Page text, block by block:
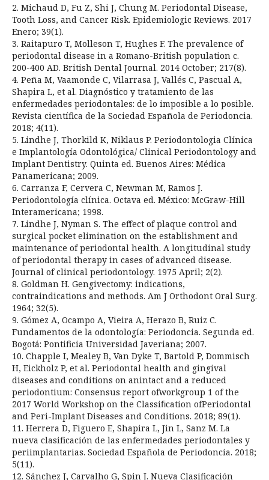
2. Michaud D, Fu Z, Shi J, Chung M. Periodontal Disease,
Tooth Loss, and Cancer Risk. Epidemiologic Reviews. 2017
Enero; 39(1).
3. Raitapuro T, Molleson T, Hughes F. The prevalence of
periodontal disease in a Romano-British population c.
200-400 AD. British Dental Journal. 2014 October; 217(8).
4. Peña M, Vaamonde C, Vilarrasa J, Vallés C, Pascual A,
Shapira L, et al. Diagnóstico y tratamiento de las
enfermedades periodontales: de lo imposible a lo posible.
Revista científica de la Sociedad Española de Periodoncia.
2018; 4(11).
5. Lindhe J, Thorkild K, Niklaus P. Periodontologia Clínica
e Implantología Odontológica/ Clinical Periodontology and
Implant Dentistry. Quinta ed. Buenos Aires: Médica
Panamericana; 2009.
6. Carranza F, Cervera C, Newman M, Ramos J.
Periodontología clínica. Octava ed. México: McGraw-Hill
Interamericana; 1998.
7. Lindhe J, Nyman S. The effect of plaque control and
surgical pocket elimination on the establishment and
maintenance of periodontal health. A longitudinal study
of periodontal therapy in cases of advanced disease.
Journal of clinical periodontology. 1975 April; 2(2).
8. Goldman H. Gengivectomy: indications,
contraindications and methods. Am J Orthodont Oral Surg.
1964; 32(5).
9. Gómez A, Ocampo A, Vieira A, Herazo B, Ruiz C.
Fundamentos de la odontología: Periodoncia. Segunda ed.
Bogotá: Pontificia Universidad Javeriana; 2007.
10. Chapple I, Mealey B, Van Dyke T, Bartold P, Dommisch
H, Eickholz P, et al. Periodontal health and gingival
diseases and conditions on anintact and a reduced
periodontium: Consensus report ofworkgroup 1 of the
2017 World Workshop on the Classiﬁcation ofPeriodontal
and Peri-Implant Diseases and Conditions. 2018; 89(1).
11. Herrera D, Figuero E, Shapira L, Jin L, Sanz M. La
nueva clasificación de las enfermedades periodontales y
periimplantarias. Sociedad Española de Periodoncia. 2018;
5(11).
12. Sánchez J, Carvalho G, Spin J. Nueva Clasificación